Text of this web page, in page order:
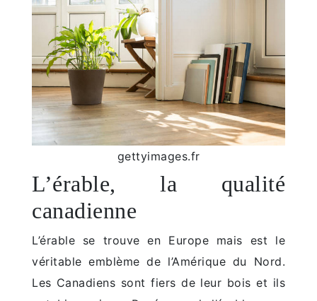
gettyimages.fr
L’érable, la qualité
canadienne
L’érable se trouve en Europe mais est le
véritable emblème de l’Amérique du Nord.
Les Canadiens sont fiers de leur bois et ils